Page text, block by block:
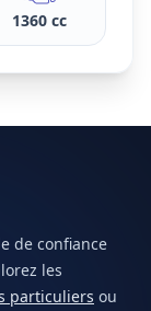
1360 cc
de confiance
les
particuliers ou